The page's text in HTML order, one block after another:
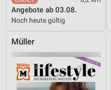
Angebote ab 03.08.
Noch heute gültig
Müller
Performance
Werbung